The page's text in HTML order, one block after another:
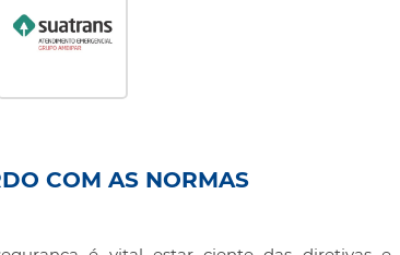
COM AS NORMAS